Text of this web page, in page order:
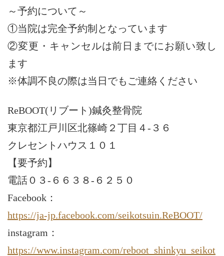
～予約について～
①当院は完全予約制となっています
②変更・キャンセルは前日までにお願い致し
ます
※体調不良の際は当日でもご連絡ください
ReBOOT(リブート)鍼灸整骨院
東京都江戸川区北篠崎２丁目４-３６
クレセントハウス１０１
【要予約】
電話０３-６６３８-６２５０
Facebook：
https://ja-jp.facebook.com/seikotsuin.ReBOOT/
instagram：
https://www.instagram.com/reboot_shinkyu_seikot